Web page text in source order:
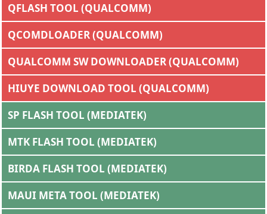
QFLASH TOOL (QUALCOMM)
QCOMDLOADER (QUALCOMM)
QUALCOMM SW DOWNLOADER (QUALCOMM)
HIUYE DOWNLOAD TOOL (QUALCOMM)
SP FLASH TOOL (MEDIATEK)
MTK FLASH TOOL (MEDIATEK)
BIRDA FLASH TOOL (MEDIATEK)
MAUI META TOOL (MEDIATEK)